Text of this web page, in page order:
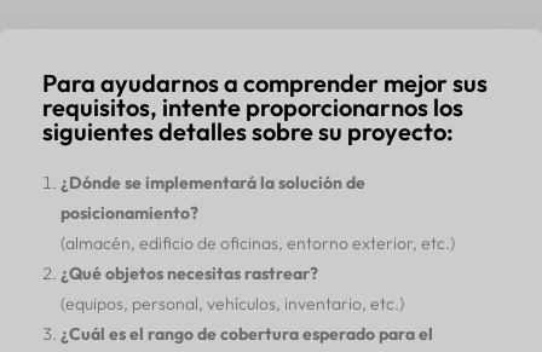
Para ayudarnos a comprender mejor sus
requisitos, intente proporcionarnos los
siguientes detalles sobre su proyecto:
¿Dónde se implementará la solución de
posicionamiento?
(almacén, edificio de oficinas, entorno exterior, etc.)
¿Qué objetos necesitas rastrear?
(equipos, personal, vehículos, inventario, etc.)
¿Cuál es el rango de cobertura esperado para el